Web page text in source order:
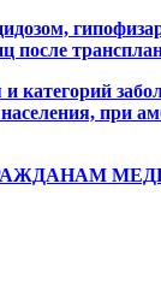
при